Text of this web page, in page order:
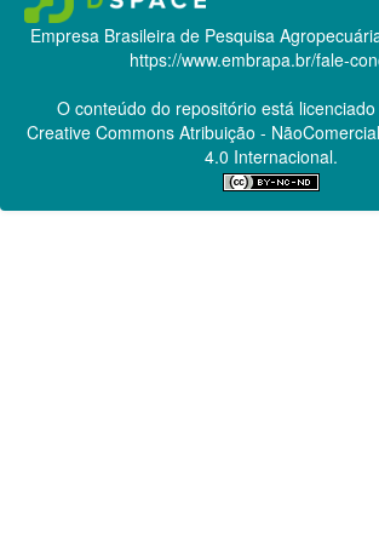
Empresa Brasileira de Pesquisa
https://www.embrapa.br/fale-
O conteúdo do repositório está
Creative CommonsAtribuição -
4.0 Internacional.